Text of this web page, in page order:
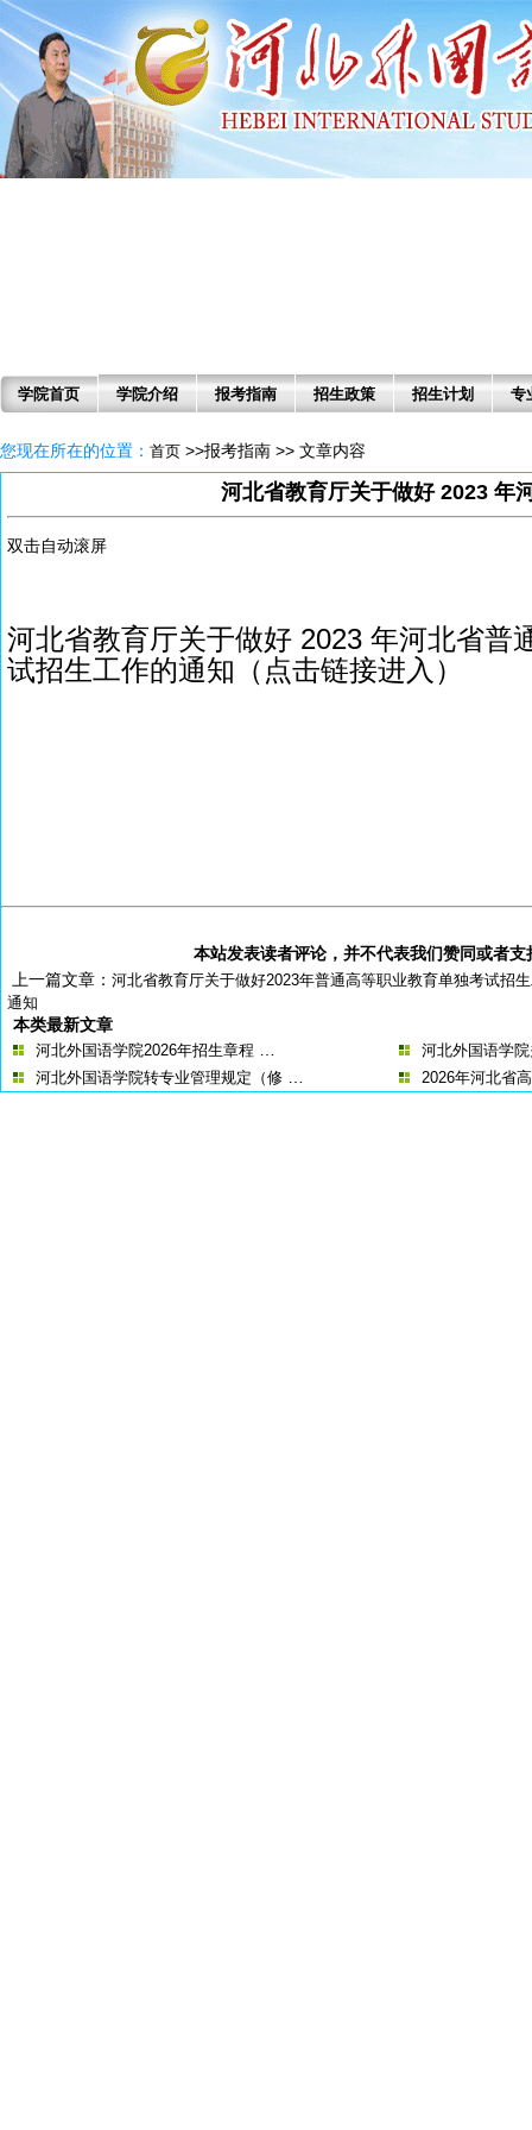
学院首页 学院介绍 报考指南 招生政策 招生计划 专
您现在所在的位置： 首页 >>报考指南 >> 文章内容
河北省教育厅关于做好 2023 年
双击自动滚屏
河北省教育厅关于做好 2023 年河北省普
试招生工作的通知 （点击链接进入）
本站发表读者评论，并不代表我们赞同或者
上一篇文章： 河北省教育厅关于做好2023年普通高等职业教育单独考试招
通知
本类最新文章
河北外国语学院2026年招生章程
河北外国语学
河北外国语学院转专业管理规定（修
2026年河北省